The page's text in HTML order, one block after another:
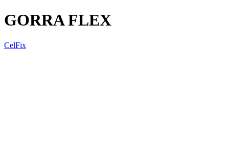
GORRA FLEX
CelFix